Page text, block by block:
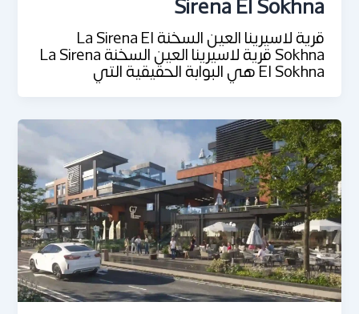
Sirena El Sokhna
قرية لاسيرينا العين السخنة La Sirena El
Sokhna قرية لاسيرينا العين السخنة La Sirena
El Sokhna هي البوابة الحقيقية التي